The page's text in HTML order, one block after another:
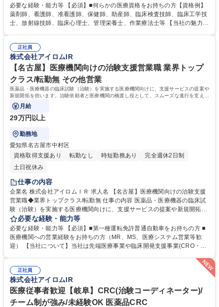
験が進行するよう支援する。 【具体的には】治験が円滑に進むよう、医
師・院内スタッフ・被験者および製薬会社モニターの間に立ち、GCPを遵
守し、十分な安全を確保できる体制を維持しつつ、治験の開始から終了ま
勤務しているため、チーム制にて負担を分散させることができ、比較的柔
軟な働き方が可能。 募集職種 【静岡/浜松】CRC(治験コーディネーター)/
治験支援のパイオニア/転勤無
必要な経験・能力等 【必須】■何らかの医療資格をお持ちの方【資格例】
薬剤師、看護師、准看護師、保健師、助産師、臨床検査技師、臨床工学技
士、放射線技師、臨床心理士、管理栄養士、作業療法士等 【当社の魅力】
いるためメンバー同士で協力して休日を取得することが可能。残業も月平
均15h程、コアタイム無のフレックス■研修：新卒採用を早期に実施した
歴史があるため座学やOJT含め育成環境は整備。入社後導入研修＋6ヶ月
間のOJT研修（実地研修）を想定。CRC/SMA社内認定制度有 学歴・資格
学歴：大学院 大学 高専 短大 専修学校 語学力： 資格：看護師 診療放射線
技師 臨床工学技士
正社員
株式会社アイロムIR
【名古屋】医療機関向けの治験支援営業職 業界トップ
クラス/転勤無 その他営業
医薬品・医療機器の臨床試験（治験）を実施する医療機関向けに、支援サービスの提案や
新規開拓を担います。治験依頼者と医療機関の橋渡し役として、スムーズな進行を支える
重要なポジション。【詳細】
月給
29万円以上
勤務地
愛知県名古屋市中村区
資格取得支援あり
転勤なし 時短勤務あり
完全週休2日制
土日祝休み
仕事の内容
企業名 株式会社アイロムＩＲ 求人名 【名古屋】医療機関向けの治験支援
営業職◆業界トップクラス/転勤無 仕事の内容 医薬品・医療機器の臨床試
験（治験）を実施する医療機関向けに、支援サービスの提案や新規開拓を
担います。治験依頼者と医療機関の橋渡し役として、スムーズな進行を支
える重要なポジション。【詳細】 (1)提携医療施設に対する治験案件の紹
介・提案 (2)治験実施のための新規医療機関の開拓 ※ご経験や適性に応じ
てその他サポート業務などが発生する可能性あり 【仕事の魅力】治験支援
える社会貢献性の高いお仕事です。豊富なキャリアパスがあり、将来的な
新たな挑戦も応援しています。 募集職種 【名古屋】医療機関向けの治験
支援営業職◆業界トップクラス/転勤無
必要な経験・能力等
必要な経験・能力等 【必須】■第一種運転免許普通自動車をお持ちの方 ■
医療機関への営業経験をお持ちの方（MR、MS、医療システム営業等歓
迎） 【当社について】当社は先端医療事業や臨床開発支援事業(CRO・S
ープ全体で1,000名超を擁し、新薬開発の推進やグローバル事業拡大を加
速させています。一方でフレックスやリモートなど柔軟な働き方を整備
し、ワークライフバランスを重視。長期的に成長できる環境が整っていま
す。 学歴・資格 学歴：大学院 大学 語学力： 資格：第一種運転免許普通自
動車
正社員
株式会社アイロムIR
医療従事者歓迎【岐阜】CRC(治験コーディネーター)/
チーム制が強み/未経験OK 医薬品CRC